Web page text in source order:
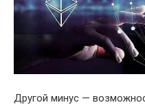
Другой минус —